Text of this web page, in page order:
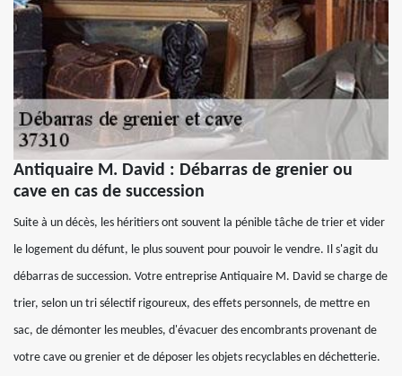
Antiquaire M. David : Débarras de grenier ou
cave en cas de succession
Suite à un décès, les héritiers ont souvent la pénible tâche de trier et vider
le logement du défunt, le plus souvent pour pouvoir le vendre. Il s'agit du
débarras de succession. Votre entreprise Antiquaire M. David se charge de
trier, selon un tri sélectif rigoureux, des effets personnels, de mettre en
sac, de démonter les meubles, d'évacuer des encombrants provenant de
votre cave ou grenier et de déposer les objets recyclables en déchetterie.